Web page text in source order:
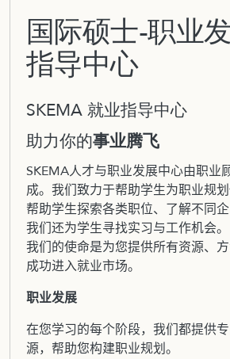
国际硕士-职业
指导中心
SKEMA 就业指导中心
助力你的事业腾飞
SKEMA人才与职业发展中心由职业
成。我们致力于帮助学生为职业规
帮助学生探索各类职位、了解不同企
我们还为学生寻找实习与工作机会。
我们的使命是为您提供所有资源、
成功进入就业市场。
职业发展
在您学习的每个阶段，我们都提供
源，帮助您构建职业规划。